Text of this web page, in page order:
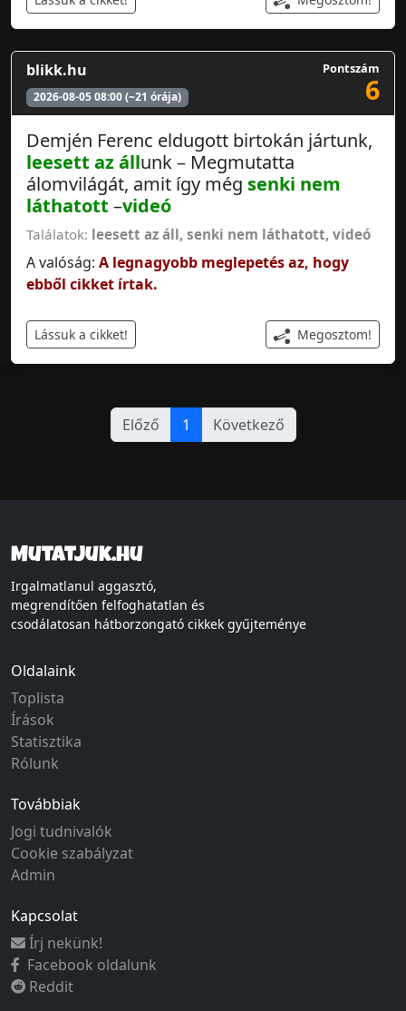
blikk.hu
2026-08-05 08:00 (~21 órája)
Pontszám
6
Demjén Ferenc eldugott birtokán jártunk,
leesett az állunk – Megmutatta
álomvilágát, amit így még senki nem
láthatott –videó
Találatok: leesett az áll, senki nem láthatott, videó
A valóság: A legnagyobb meglepetés az, hogy
ebből cikket írtak.
Lássuk a cikket! Megosztom!
Előző 1 Következő
Mutatjuk.hu
Irgalmatlanul aggasztó,
megrendítően felfoghatatlan és
csodálatosan hátborzongató cikkek gyűjteménye
Oldalaink
Toplista
Írások
Statisztika
Rólunk
Továbbiak
Jogi tudnivalók
Cookie szabályzat
Admin
Kapcsolat
Írj nekünk!
Facebook oldalunk
Reddit